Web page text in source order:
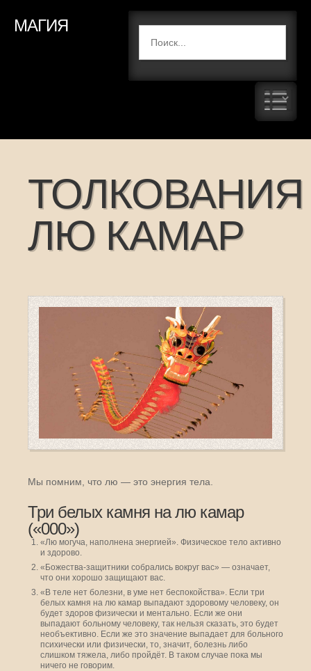
МАГИЯ
ТОЛКОВАНИЯ
ЛЮ КАМАР
Мы помним, что лю — это энергия тела.
Три белых камня на лю камар
(«000»)
«Лю могуча, наполнена энергией». Физическое тело активно
и здорово.
«Божества-защитники собрались вокруг вас» — означает,
что они хорошо защищают вас.
«В теле нет болезни, в уме нет беспокойства». Если три
белых камня на лю камар выпадают здоровому человеку, он
будет здоров физически и ментально. Если же они
выпадают больному человеку, так нельзя сказать, это будет
необъективно. Если же это значение выпадает для больного
психически или физически, то, значит, болезнь либо
слишком тяжела, либо пройдёт. В таком случае пока мы
ничего не говорим.